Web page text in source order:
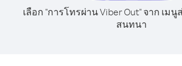
เลือก "การโทรผ่าน Viber Out" จาก เม
สนทนา